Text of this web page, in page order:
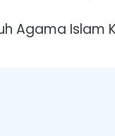
Agama Islam